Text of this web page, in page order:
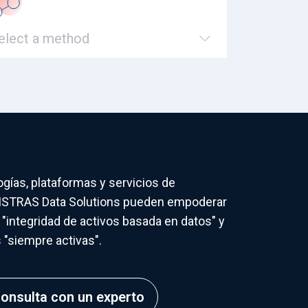
a method
plataformas y servicios de
Data Solutions pueden empoderar
de activos basada en datos" y
activas".
con un experto